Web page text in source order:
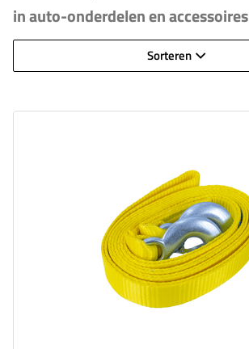
in auto-onderdelen en accessoires
Sorteren
50 mm